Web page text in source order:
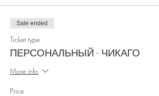
Sale ended
Ticket type
ПЕРСОНАЛЬНЫЙ - ЧИКАГО
More info
Price